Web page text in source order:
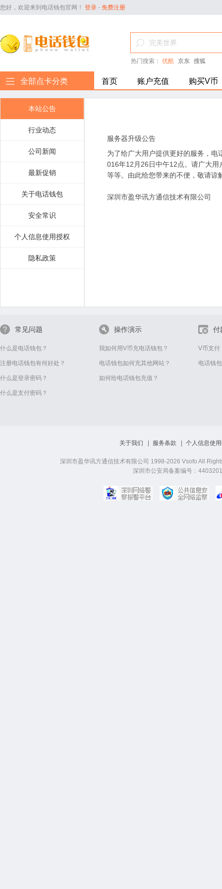
您好，欢迎来到电话钱包官网！ 登录 - 免费注册
热门搜索： 优酷 京东 搜狐
全部点卡分类 首页 账户充值 购买V币
本站公告
行业动态
公司新闻
最新促销
关于电话钱包
安全常识
个人信息使用授权
隐私政策
服务器升级公告
为了给广大用户提供更好的服务，
016年12月26日中午12点。请广大
等等。由此给您带来的不便，敬请谅
深圳市盈华讯方通信技术有限公司
常见问题
什么是电话钱包？
注册电话钱包有何好处？
什么是登录密码？
什么是支付密码？
操作演示
我如何用V币充电话钱包？
电话钱包如何充其他网站？
如何给电话钱包充值？
付
V币支付
电话钱
关于我们 服务条款 个人信息使
深圳市盈华讯方通信技术有限公司 1998-2026 Vsofo All
深圳市公安局备案编号：